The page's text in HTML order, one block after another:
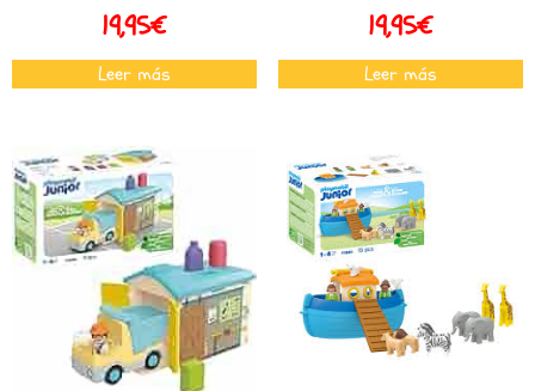
19,95€
Leer más
19,95€
Leer más